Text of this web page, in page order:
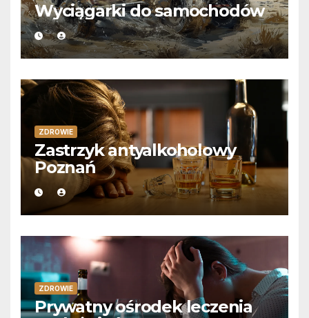
Wyciągarki do samochodów
ZDROWIE
Zastrzyk antyalkoholowy
Poznań
ZDROWIE
Prywatny ośrodek leczenia